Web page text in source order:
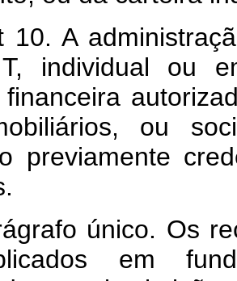
10. A
individual ou
financeira
ou
previamente
único. Os
em